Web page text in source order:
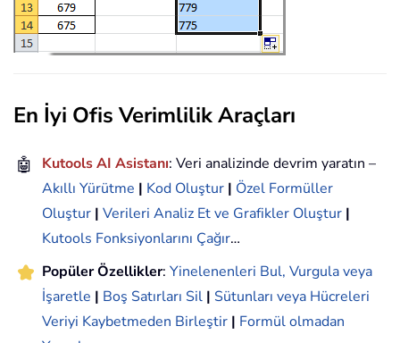
En İyi Ofis Verimlilik Araçları
🤖 Kutools AI Asistanı: Veri analizinde devrim yaratın –
Akıllı Yürütme | Kod Oluştur | Özel Formüller
Oluştur | Verileri Analiz Et ve Grafikler Oluştur |
Kutools Fonksiyonlarını Çağır…
Popüler Özellikler: Yinelenenleri Bul, Vurgula veya
İşaretle | Boş Satırları Sil | Sütunları veya Hücreleri
Veriyi Kaybetmeden Birleştir | Formül olmadan